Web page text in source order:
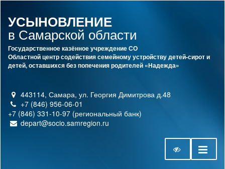
УСЫНОВЛЕНИЕ
в Самарской области
Государственное казённое учреждение СО
Областной центр содействия семейному устройству детей-сирот и
детей, оставшихся без попечения родителей «Надежда»
443114, Самара, ул. Георгия Димитрова д.48
+7 (846) 956-06-01
+7 (846) 331-10-97 (региональный банк)
depart@socio.samregion.ru